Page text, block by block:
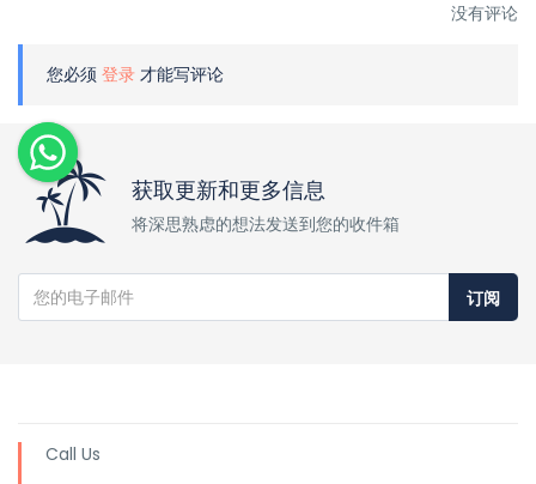
没有评论
您必须 登录 才能写评论
获取更新和更多信息
将深思熟虑的想法发送到您的收件箱
订阅
Call Us